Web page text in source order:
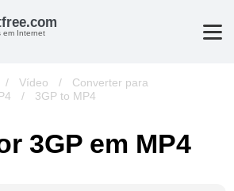
em Internet
/ Vídeo /
Converter para
/ 3GP to MP4
3GP em MP4